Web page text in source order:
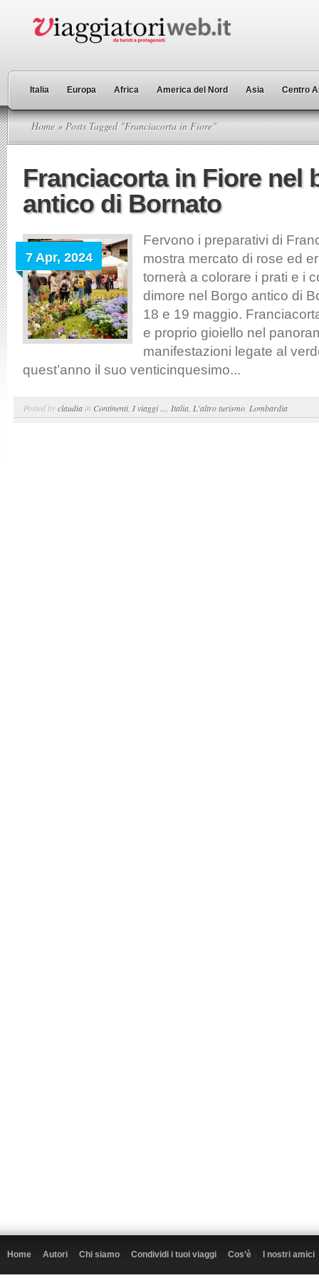
Italia Europa Africa America del Nord Asia Centro
Home » Posts Tagged "Franciacorta in Fiore"
Franciacorta in Fiore nel
antico di Bornato
7 Apr, 2024
Fervono i preparativi di
mostra mercato di rose ed
tornerà a colorare i prati e i
dimore nel Borgo antico di
18 e 19 maggio.
e proprio gioiello nel
manifestazioni legate al
quest’anno il suo venticinquesimo...
Posted byclaudia in Continenti, I viaggi ... Italia L'altro turismo Lombardia
Home Autori Chi siamo Condividi i tuoi viaggi Cos’è I nostri amici